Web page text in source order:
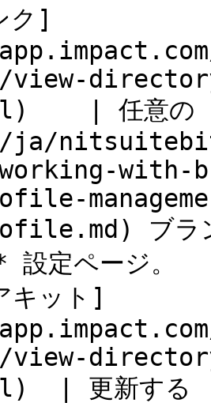
ク]
| 任意の [
ja/
with-
ブラン
ル* 設定ペ
キット]
| 更新する [